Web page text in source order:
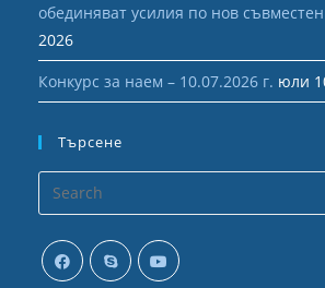
обединяват усилия по нов
2026
Конкурс за наем – 10.07.2026 г. юли
Търсене